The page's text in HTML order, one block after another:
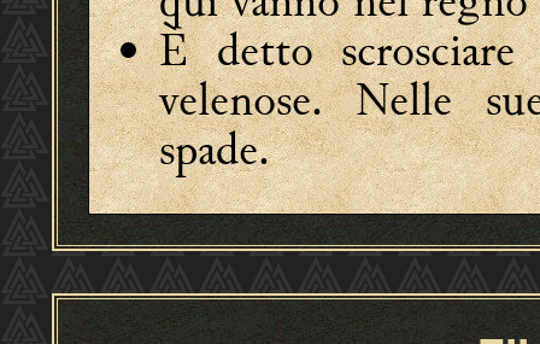
È detto
velenose. Nelle
spade.